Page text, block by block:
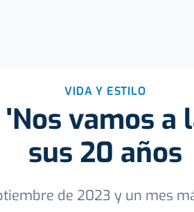
VIDA Y ESTILO
vamos a
sus 20 años
de 2023 y un mes